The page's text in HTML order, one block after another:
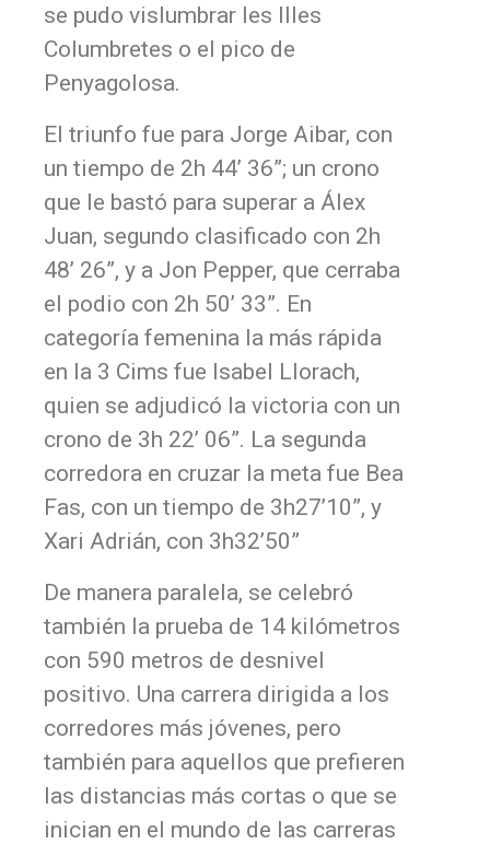
se pudo vislumbrar les Illes
Columbretes o el pico de
Penyagolosa.
El triunfo fue para Jorge Aibar, con
un tiempo de 2h 44’ 36”; un crono
que le bastó para superar a Álex
Juan, segundo clasificado con 2h
48’ 26”, y a Jon Pepper, que cerraba
el podio con 2h 50’ 33”. En
categoría femenina la más rápida
en la 3 Cims fue Isabel Llorach,
quien se adjudicó la victoria con un
crono de 3h 22’ 06”. La segunda
corredora en cruzar la meta fue Bea
Fas, con un tiempo de 3h27’10”, y
Xari Adrián, con 3h32’50”
De manera paralela, se celebró
también la prueba de 14 kilómetros
con 590 metros de desnivel
positivo. Una carrera dirigida a los
corredores más jóvenes, pero
también para aquellos que prefieren
las distancias más cortas o que se
inician en el mundo de las carreras